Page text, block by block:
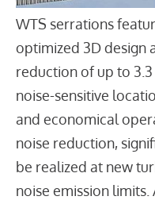
WTS serrations
optimized 3D design
reduction of up to
noise-sensitive
and economical
noise reduction,
be realized at new
noise emission